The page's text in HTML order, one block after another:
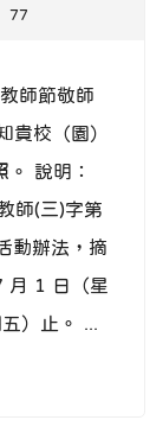
77
師節敬師
貴校（園）
說明：
師(三)字第
動辦法，摘
月 1 日（星
）止。 ...